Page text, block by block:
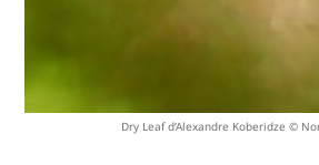
Dry Leaf d’Alexandre Koberidze ©